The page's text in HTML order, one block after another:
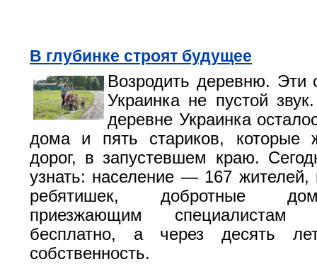
В глубинке строят будущее
Возродить деревню. Эти
Украинка не пустой
деревне Украинка
дома и пять стариков, которые
дорог, в запустевшем краю.
узнать: население — 167
ребятишек, добротные
приезжающим специалистам
бесплатно, а через десять
собственность.